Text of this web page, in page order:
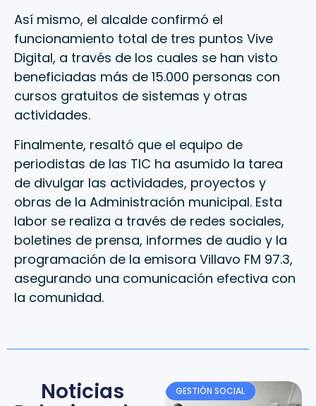
Así mismo, el alcalde confirmó el
funcionamiento total de tres puntos Vive
Digital, a través de los cuales se han visto
beneficiadas más de 15.000 personas con
cursos gratuitos de sistemas y otras
actividades.
Finalmente, resaltó que el equipo de
periodistas de las TIC ha asumido la tarea
de divulgar las actividades, proyectos y
obras de la Administración municipal. Esta
labor se realiza a través de redes sociales,
boletines de prensa, informes de audio y la
programación de la emisora Villavo FM 97.3,
asegurando una comunicación efectiva con
la comunidad.
Noticias GESTIÓN SOCIAL